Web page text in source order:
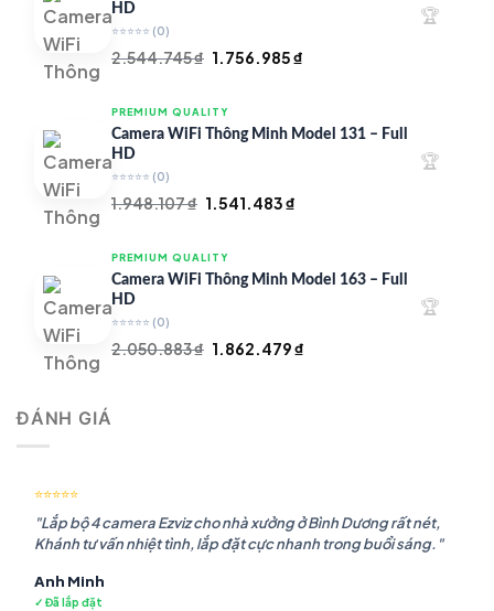
HD
⭐⭐⭐⭐⭐ (0)
2.544.745₫ Giá
là:
2.544.745 ₫.
1.756.985₫
là:
🏆
PREMIUM QUALITY
Camera WiFi Thông Minh Model 131 – Full
HD
⭐⭐⭐⭐⭐ (0)
1.948.107₫ Giá
là:
1.948.107 ₫.
1.541.483₫
là:
🏆
PREMIUM QUALITY
Camera WiFi Thông Minh Model 163 – Full
HD
⭐⭐⭐⭐⭐ (0)
2.050.883₫ Giá
1.862.479₫
🏆
ĐÁNH GIÁ
⭐⭐⭐⭐⭐
"Lắp bộ 4 camera Ezviz cho nhà xưởng ở Bình Dương rất nét,
Khánh tư vấn nhiệt tình, lắp đặt cực nhanh trong buổi sáng."
Anh Minh
✓ Đã lắp đặt